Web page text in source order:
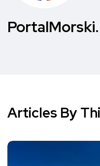
Articles By